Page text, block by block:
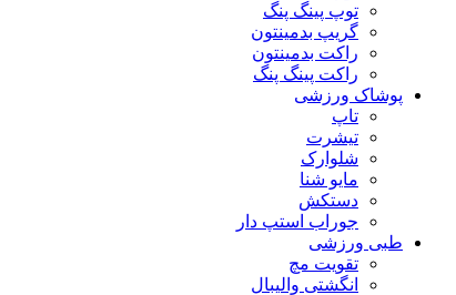
توپ پینگ پنگ
گریپ بدمینتون
راکت بدمینتون
راکت پینگ پنگ
پوشاک ورزشی
تاپ
تیشرت
شلوارک
مایو شنا
دستکش
جوراب استپ دار
طبی ورزشی
تقویت مچ
انگشتی واليبال